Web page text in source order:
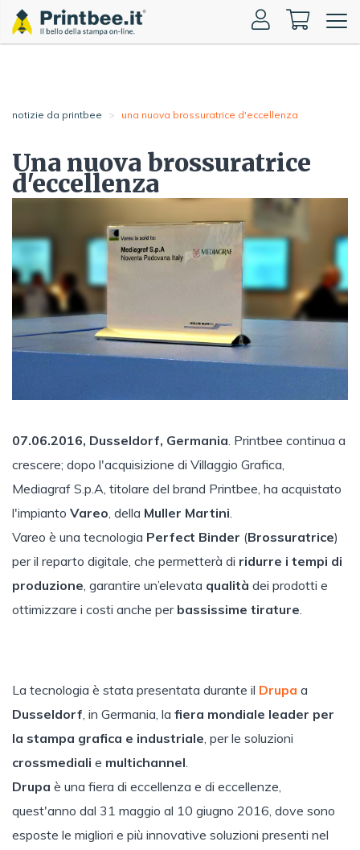
Toggle
notizie da printbee una nuova brossuratrice d'eccellenza
Una nuova brossuratrice
d'eccellenza
07.06.2016, Dusseldorf, Germania. Printbee continua a
crescere; dopo l'acquisizione di Villaggio Grafica,
Mediagraf S.p.A, titolare del brand Printbee, ha acquistato
l'impianto Vareo, della Muller Martini.
Vareo è una tecnologia Perfect Binder (Brossuratrice)
per il reparto digitale, che permetterà di ridurre i tempi di
produzione, garantire un’elevata qualità dei prodotti e
ottimizzare i costi anche per bassissime tirature.
La tecnologia è stata presentata durante il Drupa a
Dusseldorf, in Germania, la fiera mondiale leader per
la stampa grafica e industriale, per le soluzioni
crossmediali e multichannel.
Drupa è una fiera di eccellenza e di eccellenze,
quest'anno dal 31 maggio al 10 giugno 2016, dove sono
esposte le migliori e più innovative soluzioni presenti nel